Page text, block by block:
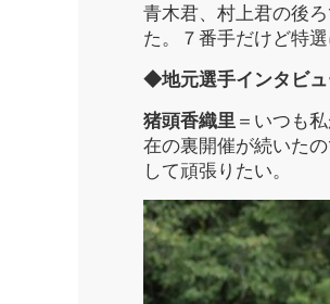
青木君、村上君の後
た。７番手だけど特
◆地元選手インタビュ
猪頭香織里 ＝いつも
在の裏開催が続いた
して頑張りたい。